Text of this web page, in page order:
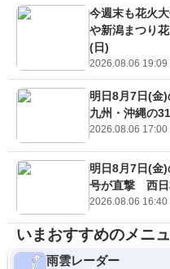
今週末も花火
や新潟まつり
(日)
2026.08.06 19:09
明日8月7日(金
九州・沖縄の
2026.08.06 17:00
明日8月7日(
号が直撃 西日
2026.08.06 16:40
いまおすすめのメニ
雨雲レーダー